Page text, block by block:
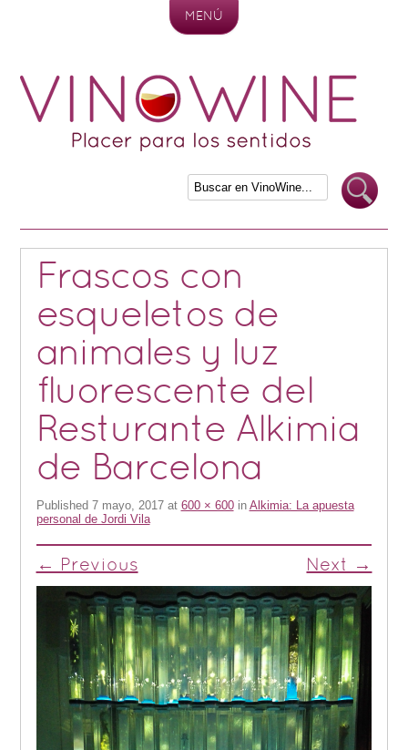
MENÚ
Frascos con
esqueletos de
animales y luz
fluorescente del
Resturante Alkimia
de Barcelona
Published 7 mayo, 2017at 600 × 600in Alkimia: La apuesta
personal de Jordi Vila
← Previous Next →